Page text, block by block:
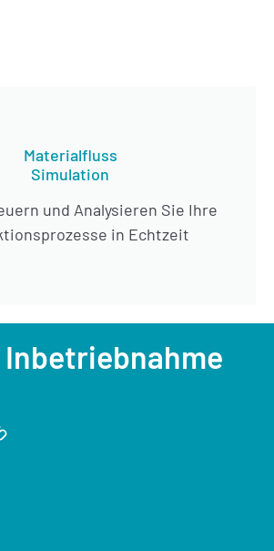
Materialfluss
Simulation
und Analysieren Sie Ihre
in Echtzeit